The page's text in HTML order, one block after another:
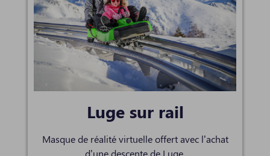
Luge sur rail
Masque de réalité virtuelle offert avec l’achat
d’une descente de Luge.